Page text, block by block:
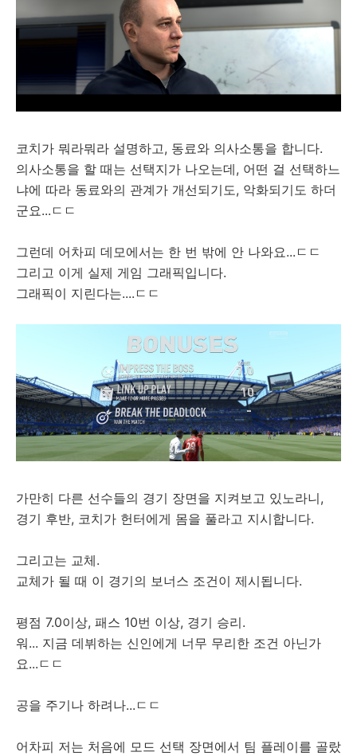
코치가 뭐라뭐라 설명하고, 동료와 의사소통을 합니다.
의사소통을 할 때는 선택지가 나오는데, 어떤 걸 선택하느
냐에 따라 동료와의 관계가 개선되기도, 악화되기도 하더
군요...ㄷㄷ
그런데 어차피 데모에서는 한 번 밖에 안 나와요...ㄷㄷ
그리고 이게 실제 게임 그래픽입니다.
그래픽이 지린다는....ㄷㄷ
가만히 다른 선수들의 경기 장면을 지켜보고 있노라니,
경기 후반, 코치가 헌터에게 몸을 풀라고 지시합니다.
그리고는 교체.
교체가 될 때 이 경기의 보너스 조건이 제시됩니다.
평점 7.0이상, 패스 10번 이상, 경기 승리.
워... 지금 데뷔하는 신인에게 너무 무리한 조건 아닌가
요...ㄷㄷ
공을 주기나 하려나...ㄷㄷ
어차피 저는 처음에 모드 선택 장면에서 팀 플레이를 골랐